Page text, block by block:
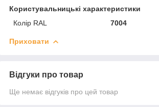
Користувальницькі характеристики
Колір RAL
7004
Приховати
Відгуки про товар
Ще немає відгуків про цей товар